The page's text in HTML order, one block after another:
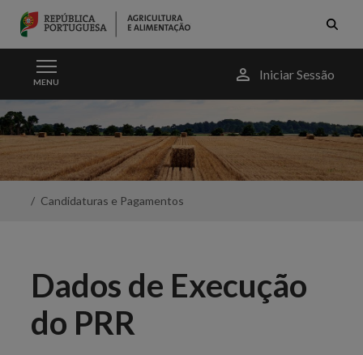
Skip to Main Content
MENU
MenuIniciar Sessão
PRR
Dados
de
Execução
Candidaturas e Pagamentos
Dados de Execução
do PRR